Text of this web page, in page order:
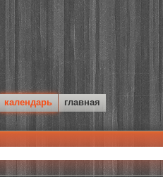
календарь главная